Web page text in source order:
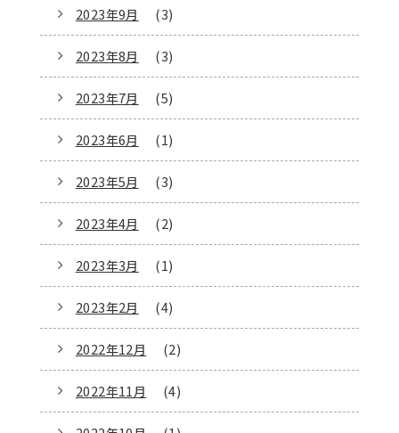
2023年9月 (3)
2023年8月 (3)
2023年7月 (5)
2023年6月 (1)
2023年5月 (3)
2023年4月 (2)
2023年3月 (1)
2023年2月 (4)
2022年12月 (2)
2022年11月 (4)